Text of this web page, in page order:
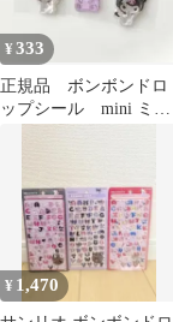
¥333
正規品 ボンボンドロ
ップシール mini ミ
¥ 1,470